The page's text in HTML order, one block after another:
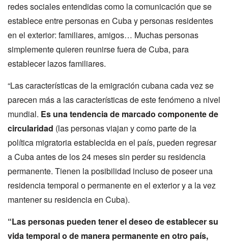
redes sociales entendidas como la comunicación que se
establece entre personas en Cuba y personas residentes
en el exterior: familiares, amigos… Muchas personas
simplemente quieren reunirse fuera de Cuba, para
establecer lazos familiares.
“Las características de la emigración cubana cada vez se
parecen más a las características de este fenómeno a nivel
mundial. Es una tendencia de marcado componente de
circularidad (las personas viajan y como parte de la
política migratoria establecida en el país, pueden regresar
a Cuba antes de los 24 meses sin perder su residencia
permanente. Tienen la posibilidad incluso de poseer una
residencia temporal o permanente en el exterior y a la vez
mantener su residencia en Cuba).
“Las personas pueden tener el deseo de establecer su
vida temporal o de manera permanente en otro país,